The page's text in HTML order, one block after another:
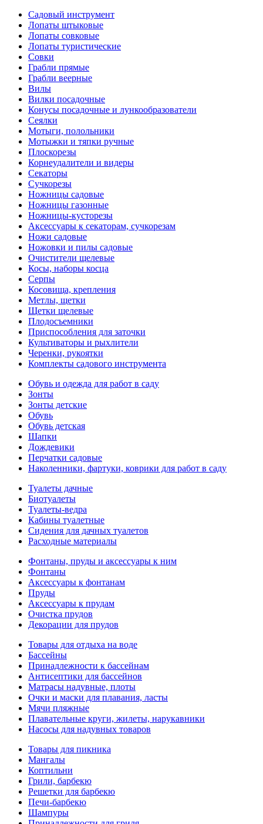
Садовый инструмент
Лопаты штыковые
Лопаты совковые
Лопаты туристические
Совки
Грабли прямые
Грабли веерные
Вилы
Вилки посадочные
Конусы посадочные и лункообразователи
Сеялки
Мотыги, полольники
Мотыжки и тяпки ручные
Плоскорезы
Корнеудалители и видеры
Секаторы
Сучкорезы
Ножницы садовые
Ножницы газонные
Ножницы-кусторезы
Аксессуары к секаторам, сучкорезам
Ножи садовые
Ножовки и пилы садовые
Очистители щелевые
Косы, наборы косца
Серпы
Косовища, крепления
Метлы, щетки
Щетки щелевые
Плодосъемники
Приспособления для заточки
Культиваторы и рыхлители
Черенки, рукоятки
Комплекты садового инструмента
Обувь и одежда для работ в саду
Зонты
Зонты детские
Обувь
Обувь детская
Шапки
Дождевики
Перчатки садовые
Наколенники, фартуки, коврики для работ в саду
Туалеты дачные
Биотуалеты
Туалеты-ведра
Кабины туалетные
Сидения для дачных туалетов
Расходные материалы
Фонтаны, пруды и аксессуары к ним
Фонтаны
Аксессуары к фонтанам
Пруды
Аксессуары к прудам
Очистка прудов
Декорации для прудов
Товары для отдыха на воде
Бассейны
Принадлежности к бассейнам
Антисептики для бассейнов
Матраcы надувные, плоты
Очки и маски для плавания, ласты
Мячи пляжные
Плавательные круги, жилеты, нарукавники
Насосы для надувных товаров
Товары для пикника
Мангалы
Коптильни
Грили, барбекю
Решетки для барбекю
Печи-барбекю
Шампуры